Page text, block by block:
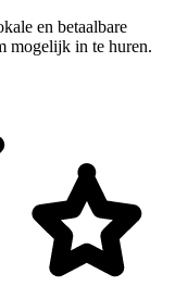
en betaalbare
mogelijk in te huren.